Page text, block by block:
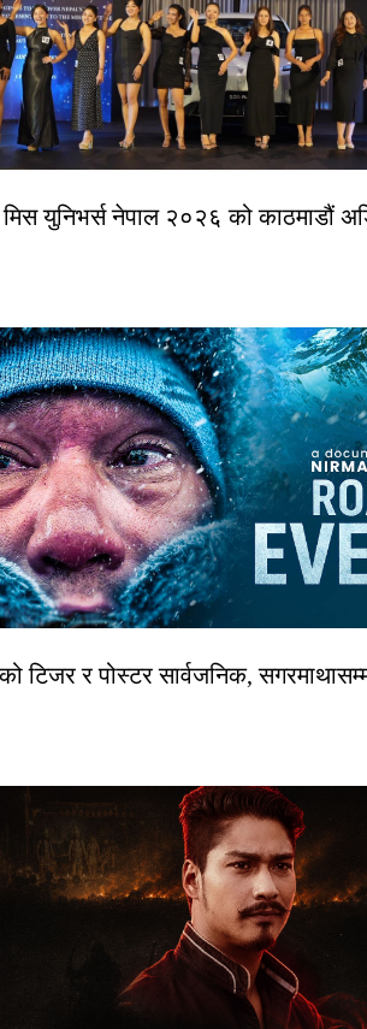
मिस युनिभर्स नेपाल २०२६ को काठमाडौं
टिजर र पोस्टर सार्वजनिक,